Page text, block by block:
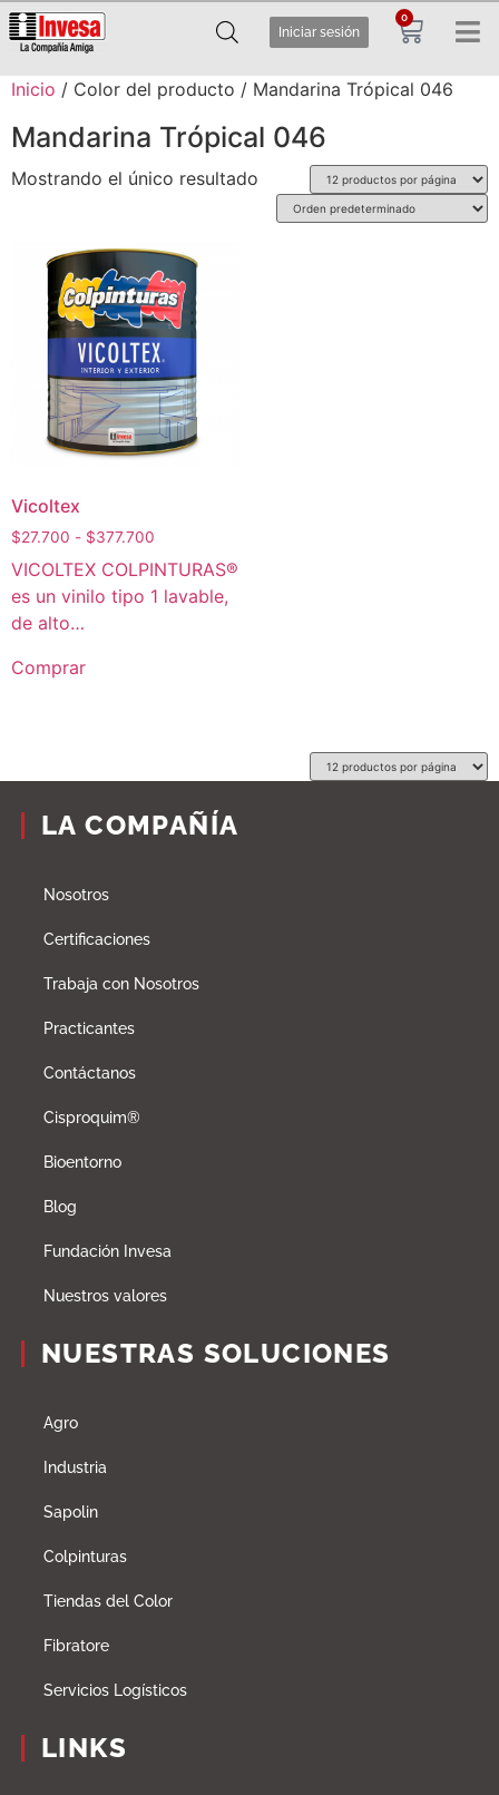
Iniciar sesión
0
Inicio / Color del producto / Mandarina Trópical 046
Mandarina Trópical 046
Mostrando el único resultado
Vicoltex
$27.700 - $377.700
VICOLTEX COLPINTURAS®
es un vinilo tipo 1 lavable,
de alto…
Comprar
LA COMPAÑÍA
Nosotros
Certificaciones
Trabaja con Nosotros
Practicantes
Contáctanos
Cisproquim®
Bioentorno
Blog
Fundación Invesa
Nuestros valores
NUESTRAS SOLUCIONES
Agro
Industria
Sapolin
Colpinturas
Tiendas del Color
Fibratore
Servicios Logísticos
LINKS